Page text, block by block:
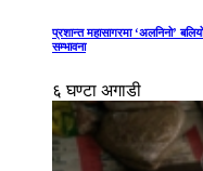
प्रशान्त महासागरमा ‘अलनिनो’
सम्भावना
६ घण्टा अगाडी